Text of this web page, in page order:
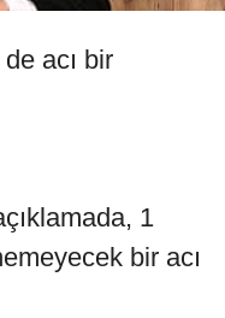
acı bir
1
bir acı